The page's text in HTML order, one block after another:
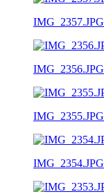
IMG_2357.JPG
IMG_2356.JPG
IMG_2355.JPG
IMG_2354.JPG